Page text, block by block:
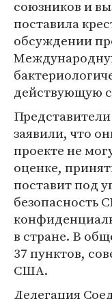
союзников и
поставила
обсуждении
действующую с
заявили, что
проекте не
оценке,
поставит под
безопасность
в стране. В
37 пунктов,
США.
Делегация